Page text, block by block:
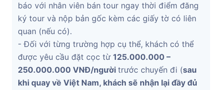
báo với nhân viên bán tour ngay thời điểm đăng
ký tour và nộp bản gốc kèm các giấy tờ có liên
quan (nếu có).
- Đối với từng trường hợp cụ thể, khách có thể
được yêu cầu đặt cọc từ 125.000.000 –
250.000.000 VNĐ/người trước chuyến đi (sau
khi quay về Việt Nam, khách sẽ nhận lại đầy đủ